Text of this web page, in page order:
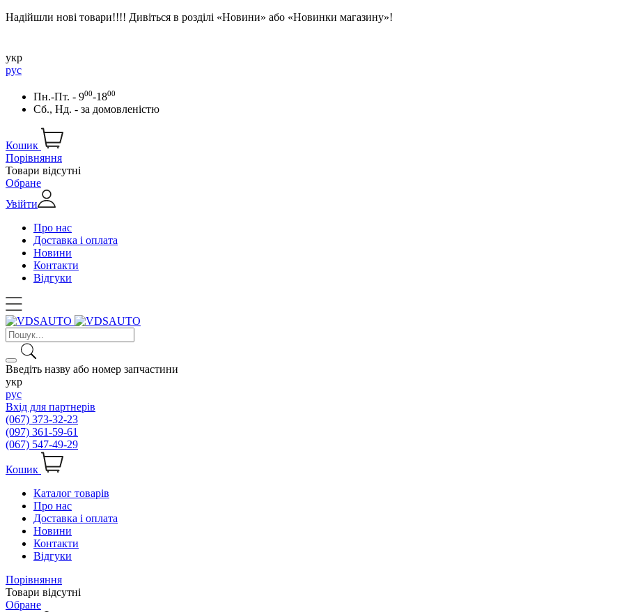
Надійшли нові товари!!!! Дивіться в розділі «Новини» або «Новинки магазину»!
укр
рус
Пн.-Пт. - 900-1800
Сб., Нд. - за домовленістю
Кошик
Порівняння
Товари відсутні
Обране
Увійти
Про нас
Доставка і оплата
Новини
Контакти
Відгуки
Введіть назву або номер запчастини
укр
рус
Вхід для партнерів
(067) 373-32-23
(097) 361-59-61
(067) 547-49-29
Кошик
Каталог товарів
Про нас
Доставка і оплата
Новини
Контакти
Відгуки
Порівняння
Товари відсутні
Обране